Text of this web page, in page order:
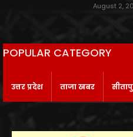
August 2,
POPULAR CATEGORY
उत्तर प्रदेश ताजा खबर